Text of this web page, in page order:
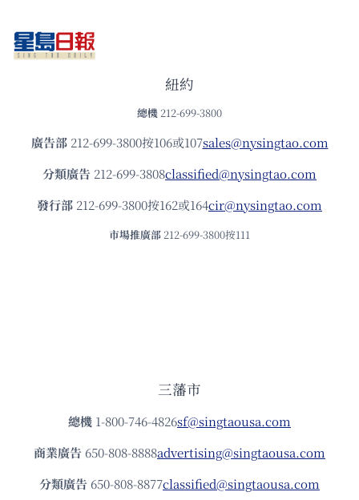
紐約
總機 212-699-3800
廣告部212-699-3800按106或107sales@nysingtao.com
分類廣告 212-699-3808classified@nysingtao.com
發⾏部 212-699-3800按162或164cir@nysingtao.com
市場推廣部 212-699-3800按111
三藩市
總機 1-800-746-4826sf@singtaousa.com
商業廣告 650-808-8888advertising@singtaousa.com
分類廣告 650-808-8877classified@singtaousa.com